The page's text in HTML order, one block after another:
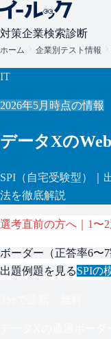
対策企業検索診断
ホーム 企業別テスト情報
IT
2026年5月 時点の情報
データXの
SPI （自宅受験型）
｜
法を徹底解説
選考直前の方へ｜1〜
ボーダー（正答率6〜
出題例題を見るSPIの